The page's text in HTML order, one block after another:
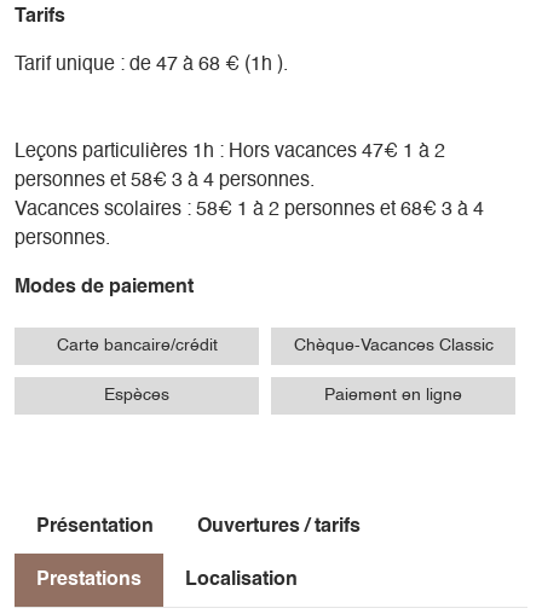
Tarifs
Tarif unique : de 47 à 68 € (1h ).
Leçons particulières 1h : Hors vacances 47€ 1 à 2
personnes et 58€ 3 à 4 personnes.
Vacances scolaires : 58€ 1 à 2 personnes et 68€ 3 à 4
personnes.
Modes de paiement
Carte bancaire/crédit Chèque-Vacances Classic
Espèces Paiement en ligne
Présentation Ouvertures / tarifs
Prestations Localisation